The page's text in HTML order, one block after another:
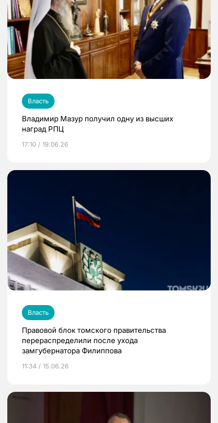
Власть
Владимир Мазур получил одну из высших
наград РПЦ
17:10 / 19.06.26
Власть
Правовой блок томского правительства
перераспределили после ухода
замгубернатора Филиппова
11:34 / 15.06.26